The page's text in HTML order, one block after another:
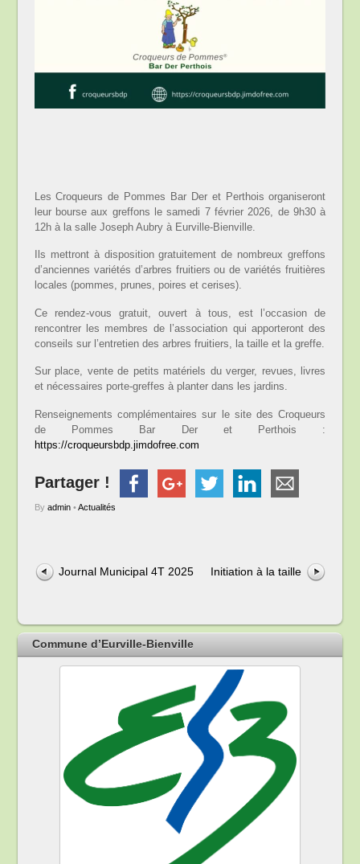
Les Croqueurs de Pommes Bar Der et Perthois organiseront
leur bourse aux greffons le samedi 7 février 2026, de 9h30 à
12h à la salle Joseph Aubry à Eurville-Bienville.
Ils mettront à disposition gratuitement de nombreux greffons
d’anciennes variétés d’arbres fruitiers ou de variétés fruitières
locales (pommes, prunes, poires et cerises).
Ce rendez-vous gratuit, ouvert à tous, est l’occasion de
rencontrer les membres de l’association qui apporteront des
conseils sur l’entretien des arbres fruitiers, la taille et la greffe.
Sur place, vente de petits matériels du verger, revues, livres
et nécessaires porte-greffes à planter dans les jardins.
Renseignements complémentaires sur le site des Croqueurs
de Pommes Bar Der et Perthois :
https://croqueursbdp.jimdofree.com
Partager !
By admin• Actualités
Journal Municipal 4T 2025 Initiation à la taille
Commune d’Eurville-Bienville